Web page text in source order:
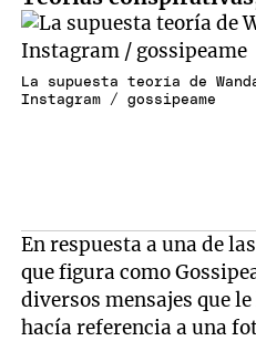
La supuesta teoría de
Instagram / gossipeame
En respuesta a una de
que figura como
diversos mensajes que
hacía referencia a una